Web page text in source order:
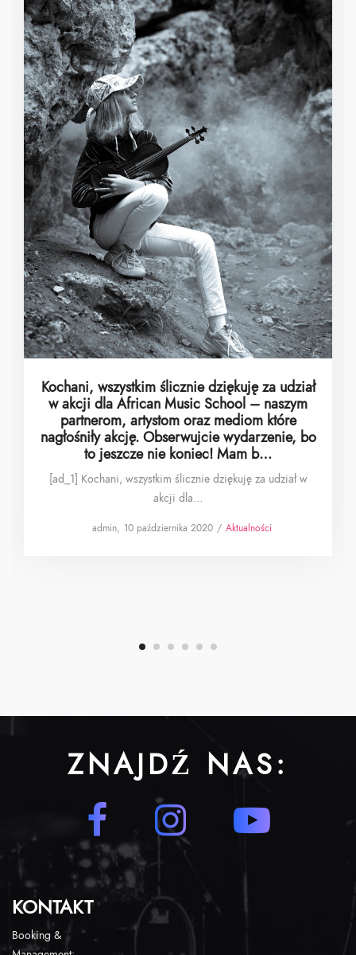
Kochani, wszystkim ślicznie dziękuję za udział
w akcji dla African Music School – naszym
partnerom, artystom oraz mediom które
nagłośniły akcję. Obserwujcie wydarzenie, bo
to jeszcze nie koniec! Mam b…
[ad_1] Kochani, wszystkim ślicznie dziękuję za udział w
akcji dla…
byadmin
Posted
10 października 2020
Posted
Aktualności
ZNAJDŹ NAS:
KONTAKT
Booking &